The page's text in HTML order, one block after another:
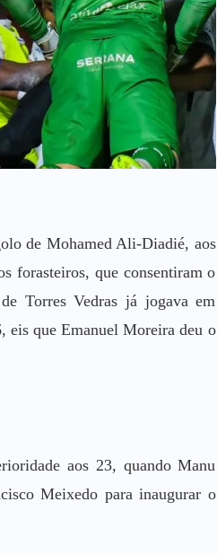
de Mohamed Ali-Diadié, aos
forasteiros, que consentiram o
Torres Vedras já jogava em
eis que Emanuel Moreira deu o
aos 23, quando Manu
Meixedo para inaugurar o